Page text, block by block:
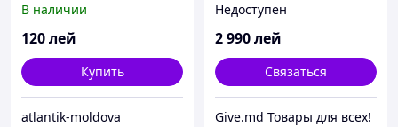
В наличии
120лей
Купить
atlantik-moldova
Недоступен
2 990лей
Связаться
Give.md Товары для всех!